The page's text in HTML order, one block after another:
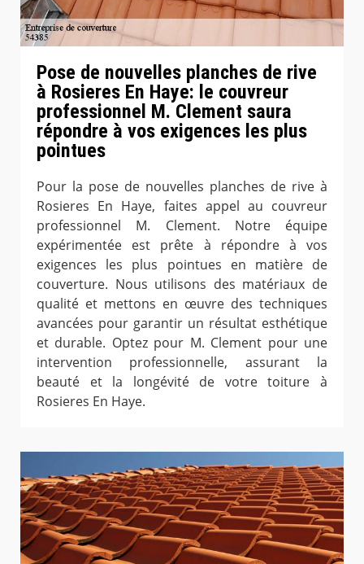
Pose de nouvelles planches de rive
à Rosieres En Haye: le couvreur
professionnel M. Clement saura
répondre à vos exigences les plus
pointues
Pour la pose de nouvelles planches de rive à
Rosieres En Haye, faites appel au couvreur
professionnel M. Clement. Notre équipe
expérimentée est prête à répondre à vos
exigences les plus pointues en matière de
couverture. Nous utilisons des matériaux de
qualité et mettons en œuvre des techniques
avancées pour garantir un résultat esthétique
et durable. Optez pour M. Clement pour une
intervention professionnelle, assurant la
beauté et la longévité de votre toiture à
Rosieres En Haye.